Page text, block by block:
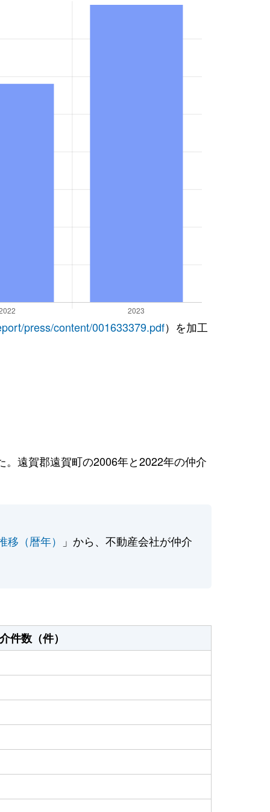
press/content/001633379.pdf）を加工
遠賀郡遠賀町の2006年と2022年の仲介
（暦年） 」から、不動産会社が仲介
件数（件）